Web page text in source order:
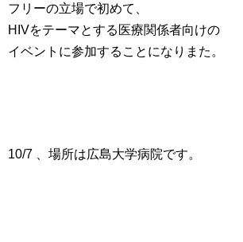
フリーの立場で初めて、
HIVをテーマとする医療関係者向けの
イベントに参加することになりまた。
10/7 、場所は広島大学病院です。